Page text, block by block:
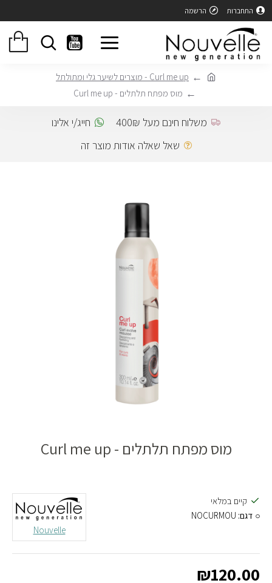
התחברות הרשמה
Curl me up - מוצרים לשיער גלי ומתולתל
מוס מפתח תלתלים - Curl me up
משלוח חינם מעל 400₪
חייג/י אלינו
שאל שאלה אודות מוצר זה
מוס מפתח תלתלים - Curl me up
₪120.00
קיים במלאי
דגם: NOCURMOU
Nouvelle